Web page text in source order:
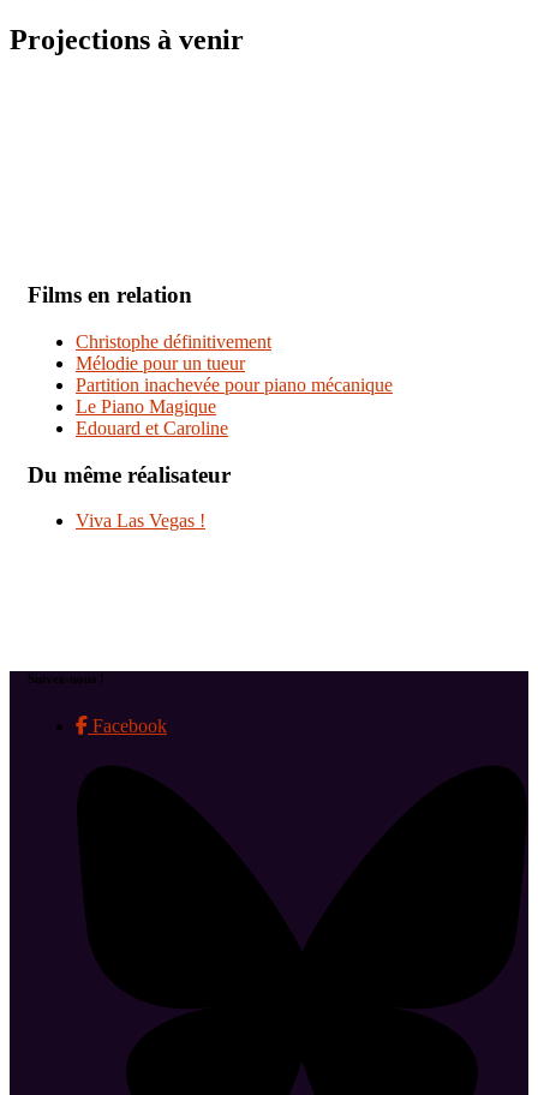
Projections à venir
Films en relation
Christophe définitivement
Mélodie pour un tueur
Partition inachevée pour piano mécanique
Le Piano Magique
Edouard et Caroline
Du même réalisateur
Viva Las Vegas !
Suivez-nous !
Facebook